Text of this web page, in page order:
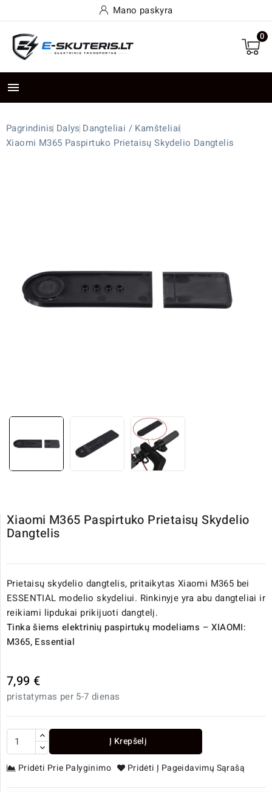
Mano paskyra
0

Pagrindinis Dalys Dangteliai / Kamšteliai
Xiaomi M365 Paspirtuko Prietaisų Skydelio Dangtelis
Xiaomi M365 Paspirtuko Prietaisų Skydelio
Dangtelis
Prietaisų skydelio dangtelis, pritaikytas Xiaomi M365 bei
ESSENTIAL modelio skydeliui. Rinkinyje yra abu dangteliai ir
reikiami lipdukai prikijuoti dangtelį.
Tinka šiems elektrinių paspirtukų modeliams – XIAOMI:
M365, Essential
7,99 €
pristatymas per 5-7 dienas
Į Krepšelį
Pridėti Prie Palyginimo Pridėti Į Pageidavimų Sąrašą